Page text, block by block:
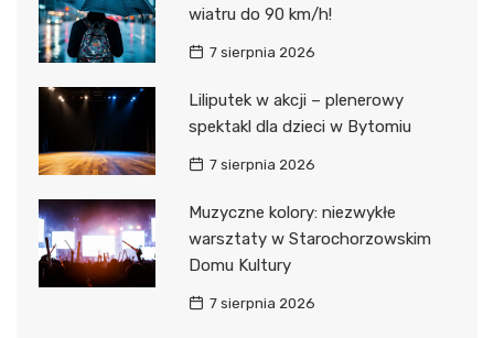
wiatru do 90 km/h!
7 sierpnia 2026
Liliputek w akcji – plenerowy
spektakl dla dzieci w Bytomiu
7 sierpnia 2026
Muzyczne kolory: niezwykłe
warsztaty w Starochorzowskim
Domu Kultury
7 sierpnia 2026